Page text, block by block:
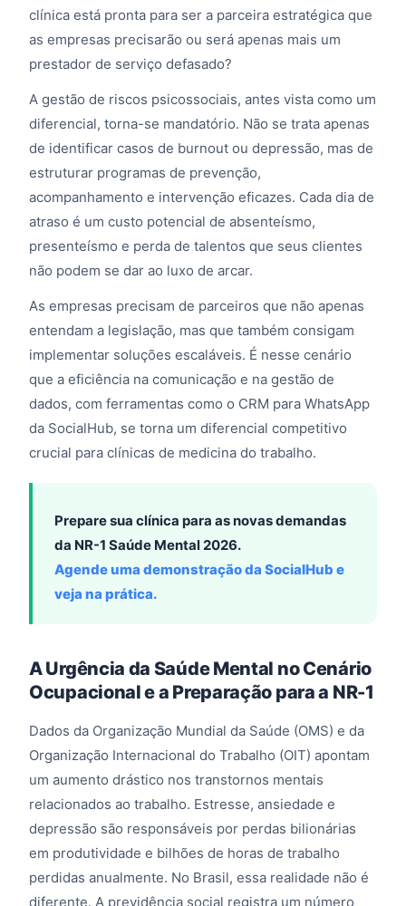
clínica está pronta para ser a parceira estratégica que
as empresas precisarão ou será apenas mais um
prestador de serviço defasado?
A gestão de riscos psicossociais, antes vista como um
diferencial, torna-se mandatório. Não se trata apenas
de identificar casos de burnout ou depressão, mas de
estruturar programas de prevenção,
acompanhamento e intervenção eficazes. Cada dia de
atraso é um custo potencial de absenteísmo,
presenteísmo e perda de talentos que seus clientes
não podem se dar ao luxo de arcar.
As empresas precisam de parceiros que não apenas
entendam a legislação, mas que também consigam
implementar soluções escaláveis. É nesse cenário
que a eficiência na comunicação e na gestão de
dados, com ferramentas como o CRM para WhatsApp
da SocialHub, se torna um diferencial competitivo
crucial para clínicas de medicina do trabalho.
Prepare sua clínica para as novas demandas
da NR-1 Saúde Mental 2026.
Agende uma demonstração da SocialHub e
veja na prática.
A Urgência da Saúde Mental no Cenário
Ocupacional e a Preparação para a NR-1
Dados da Organização Mundial da Saúde (OMS) e da
Organização Internacional do Trabalho (OIT) apontam
um aumento drástico nos transtornos mentais
relacionados ao trabalho. Estresse, ansiedade e
depressão são responsáveis por perdas bilionárias
em produtividade e bilhões de horas de trabalho
perdidas anualmente. No Brasil, essa realidade não é
diferente. A previdência social registra um número